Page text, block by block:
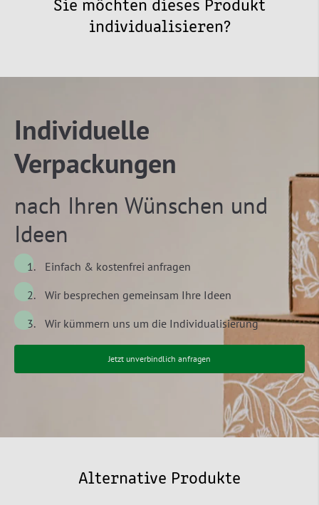
Sie möchten dieses Produkt
individualisieren?
Individuelle
Verpackungen
nach Ihren Wünschen und
Ideen
Einfach & kostenfrei anfragen
Wir besprechen gemeinsam Ihre Ideen
Wir kümmern uns um die Individualisierung
Jetzt unverbindlich anfragen
Alternative Produkte